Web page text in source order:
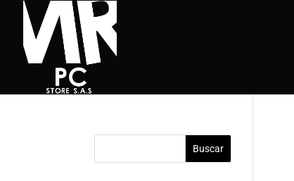
Buscar